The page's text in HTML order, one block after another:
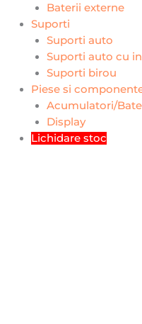
Baterii externe
Suporti
Suporti auto
Suporti auto cu
Suporti birou
Piese si
Acumulatori/
Display
Lichidare stoc